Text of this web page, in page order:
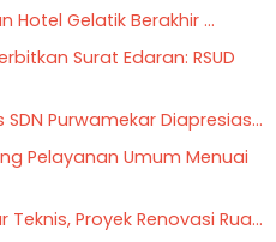
Hotel Gelatik Berakhir ...
Surat Edaran: RSUD
Purwamekar Diapresias...
Pelayanan Umum Menuai
Proyek Renovasi Rua...